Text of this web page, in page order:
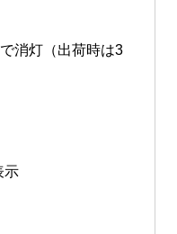
消灯（出荷時は3
示